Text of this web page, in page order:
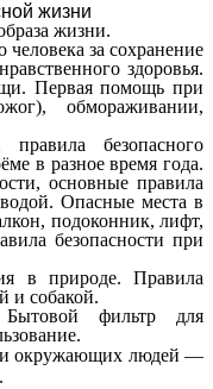
жизни
жизни.
человека за сохранение
здоровья.
Первая помощь при
обмораживании,
безопасного
в разное время года.
основные правила
Опасные места в
подоконник, лифт,
безопасности при
в природе. Правила
и собакой.
Бытовой фильтр для
окружающих людей —